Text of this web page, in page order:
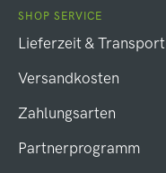
SHOP SERVICE
Lieferzeit & Transport
Versandkosten
Zahlungsarten
Partnerprogramm